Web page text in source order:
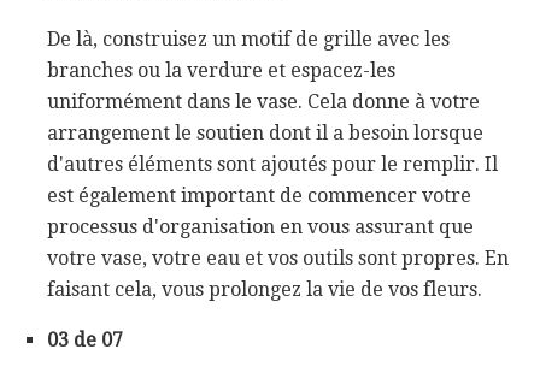
De là, construisez un motif de grille avec les
branches ou la verdure et espacez-les
uniformément dans le vase. Cela donne à votre
arrangement le soutien dont il a besoin lorsque
d'autres éléments sont ajoutés pour le remplir. Il
est également important de commencer votre
processus d'organisation en vous assurant que
votre vase, votre eau et vos outils sont propres. En
faisant cela, vous prolongez la vie de vos fleurs.
03 de 07